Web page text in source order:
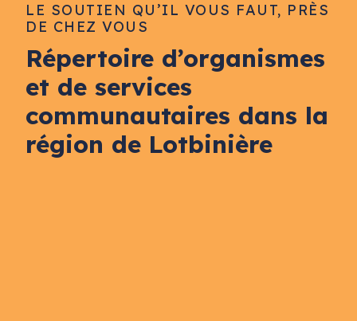
LE SOUTIEN QU’IL VOUS FAUT, PRÈS
DE CHEZ VOUS
Répertoire d’organismes
et de services
communautaires dans la
région de Lotbinière